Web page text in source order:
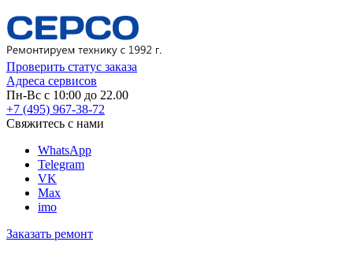
Проверить статус заказа
Адреса сервисов
Пн-Вс с 10:00 до 22.00
+7 (495) 967-38-72
Свяжитесь с нами
WhatsApp
Telegram
VK
Max
imo
Заказать ремонт